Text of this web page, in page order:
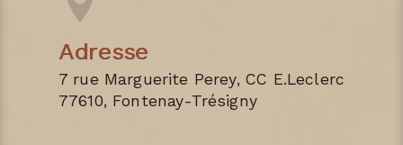
Adresse
7 rue Marguerite Perey, CC E.Leclerc
77610, Fontenay-Trésigny